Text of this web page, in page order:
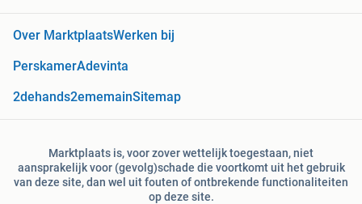
Over MarktplaatsWerken bij
PerskamerAdevinta
2dehands2ememainSitemap
Marktplaats is, voor zover wettelijk toegestaan, niet
aansprakelijk voor (gevolg)schade die voortkomt uit het gebruik
van deze site, dan wel uit fouten of ontbrekende functionaliteiten
op deze site.